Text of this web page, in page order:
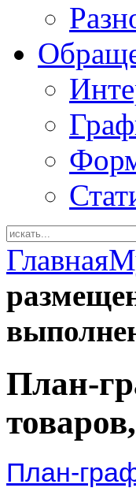
Главная
План-
План-